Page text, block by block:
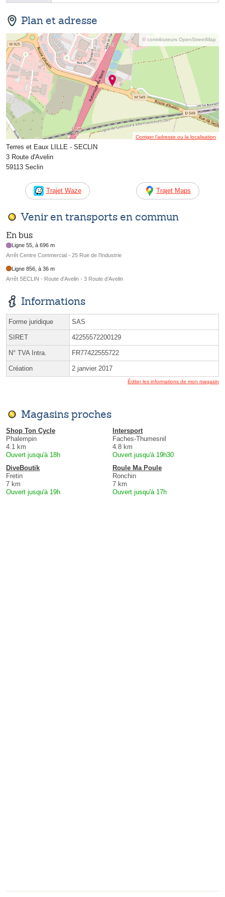
Plan et adresse
© contributeurs OpenStreetMap
Corriger l’adresse ou la localisation
Terres et Eaux LILLE - SECLIN
3 Route d'Avelin
59113 Seclin
Trajet Waze Trajet Maps
Venir en transports en commun
En bus
Ligne 55, à 696 m
Arrêt Centre Commercial - 25 Rue de l’Industrie
Ligne 856, à 36 m
Arrêt SECLIN - Route d'Avelin - 3 Route d’Avelin
Informations
Forme juridique SAS
SIRET 42255572200129
N° TVA Intra. FR77422555722
Création 2 janvier 2017
Éditer les informations de mon magasin
Magasins proches
Shop Ton Cycle
Phalempin
4.1 km
Ouvert jusqu'à 18h
Intersport
Faches-Thumesnil
4.8 km
Ouvert jusqu'à 19h30
DiveBoutik
Fretin
7 km
Ouvert jusqu'à 19h
Roule Ma Poule
Ronchin
7 km
Ouvert jusqu'à 17h